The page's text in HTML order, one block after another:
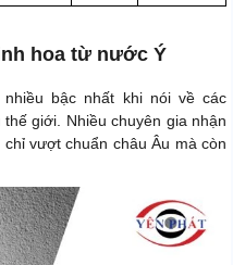
hoa từ nước Ý
bậc nhất khi nói về các
giới. Nhiều chuyên gia nhận
vượt chuẩn châu Âu mà còn